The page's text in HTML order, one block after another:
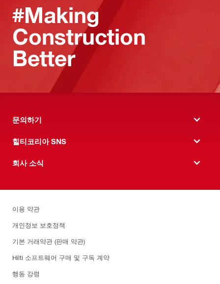
#Making
Construction
Better
문의하기
힐티코리아 SNS
회사 소식
이용 약관
개인정보 보호정책
기본 거래약관 (판매 약관)
Hilti 소프트웨어 구매 및 구독 계약
행동 강령